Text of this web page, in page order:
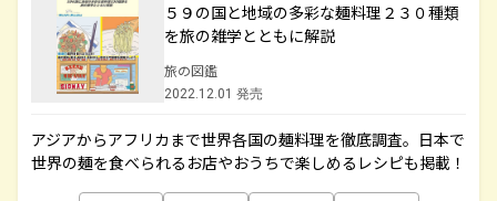
５９の国と地域の多彩な麺料理２３０種類
を旅の雑学とともに解説
旅の図鑑
2022.12.01 発売
アジアからアフリカまで世界各国の麺料理を徹底調査。日本で
世界の麺を食べられるお店やおうちで楽しめるレシピも掲載！